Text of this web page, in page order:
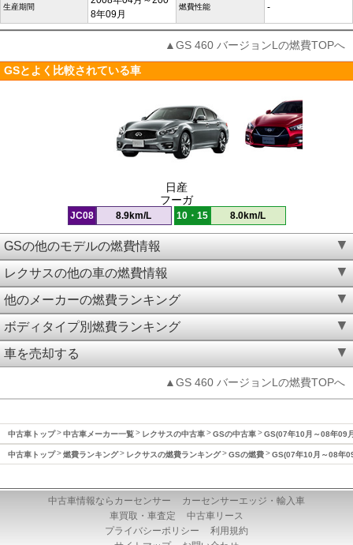
生産期間
8年09月
燃費性能 -
▲GS 460 バージョンLの燃費TOPへ
GSとよく比較されている車
日産
フーガ
JC08 8.9km/L 10・15 8.0km/L
GSの他のモデルの燃費情報
レクサスの他の車の燃費情報
他のメーカーの燃費ランキング
ボディタイプ別燃費ランキング
車を売却する
▲GS 460 バージョンLの燃費TOPへ
中古車トップ 中古車メーカー一覧 レクサスの中古車 GSの中古車 GS(07年10月～08年09
中古車トップ 燃費ランキング レクサスの燃費ランキング GSの燃費 GS(07年10月～08年
中古車情報ならカーセンサー
カーセンサーエッジ・輸入車
車買取・車査定
中古車リース
プライバシーポリシー
利用規約